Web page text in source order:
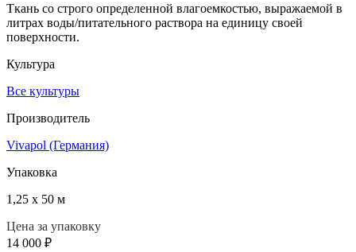
Ткань со строго определенной влагоемкостью, выражаемой в
литрах воды/питательного раствора на единицу своей
поверхности.
Культура
Все культуры
Производитель
Vivapol (Германия)
Упаковка
1,25 х 50 м
Цена за упаковку
14 000 ₽